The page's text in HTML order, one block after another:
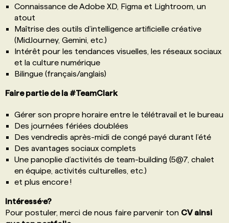
Connaissance de Adobe XD, Figma et Lightroom, un
atout
Maîtrise des outils d’intelligence artificielle créative
(MidJourney, Gemini, etc.)
Intérêt pour les tendances visuelles, les réseaux sociaux
et la culture numérique
Bilingue (français/anglais)
Faire partie de la #TeamClark
Gérer son propre horaire entre le télétravail et le bureau
Des journées fériées doublées
Des vendredis après-midi de congé payé durant l’été
Des avantages sociaux complets
Une panoplie d’activités de team-building (5@7, chalet
en équipe, activités culturelles, etc.)
et plus encore !
Intéressé·e?
Pour postuler, merci de nous faire parvenir ton CV ainsi